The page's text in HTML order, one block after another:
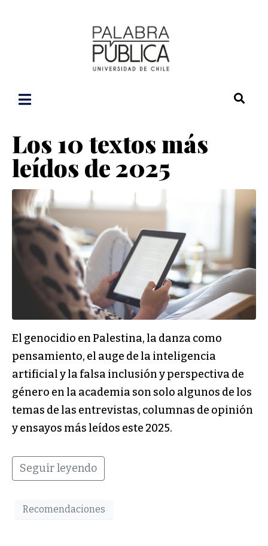
Los 10 textos más
leídos de 2025
El genocidio en Palestina, la danza como
pensamiento, el auge de la inteligencia
artificial y la falsa inclusión y perspectiva de
género en la academia son solo algunos de los
temas de las entrevistas, columnas de opinión
y ensayos más leídos este 2025.
Seguir leyendo
Recomendaciones